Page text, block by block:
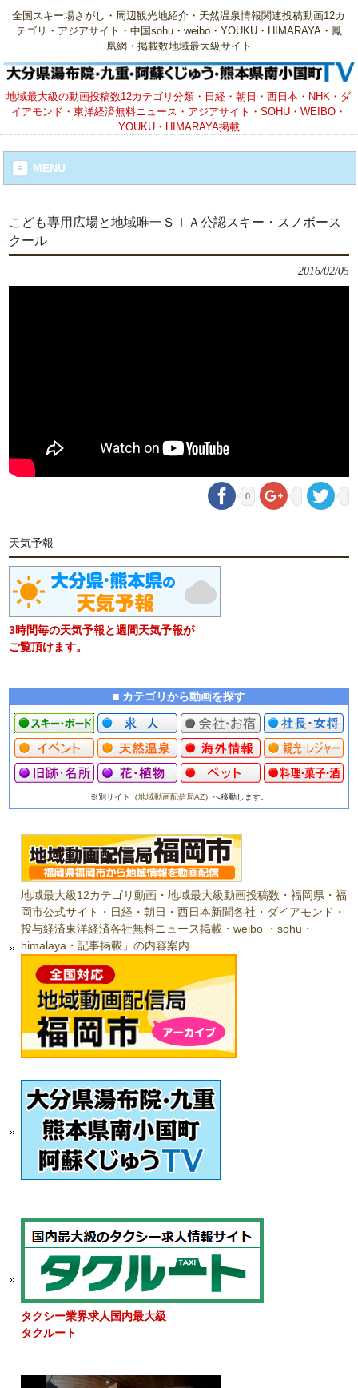
全国スキー場さがし・周辺観光地紹介・天然温泉情報関連投稿動画12カ
テゴリ・アジアサイト・中国sohu・weibo・YOUKU・HIMARAYA・鳳
凰網・掲載数地域最大級サイト
地域最大級の動画投稿数12カテゴリ分類・日経・朝日・西日本・NHK・ダ
イアモンド・東洋経済無料ニュース・アジアサイト・SOHU・WEIBO・
YOUKU・HIMARAYA掲載
MENU
こども専用広場と地域唯一ＳＩＡ公認スキー・スノボース
クール
2016/02/05
0
天気予報
3時間毎の天気予報と週間天気予報が
ご覧頂けます。
■ カテゴリから動画を探す
※別サイト（地域動画配信局AZ）へ移動します。
地域最大級12カテゴリ動画・地域最大級動画投稿数・福岡県・福
岡市公式サイト・日経・朝日・西日本新聞各社・ダイアモンド・
投与経済東洋経済各社無料ニュース掲載・weibo ・sohu・
himalaya・記事掲載」の内容案内
タクシー業界求人国内最大級
タクルート